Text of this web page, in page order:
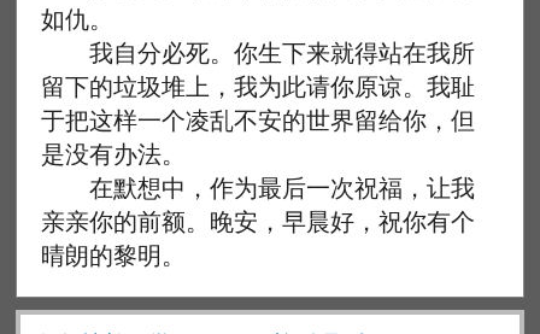
如仇。
我自分必死。你生下来就得站在我所
留下的垃圾堆上，我为此请你原谅。我耻
于把这样一个凌乱不安的世界留给你，但
是没有办法。
在默想中，作为最后一次祝福，让我
亲亲你的前额。晚安，早晨好，祝你有个
晴朗的黎明。